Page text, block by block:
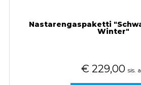
Nastarengaspaketti
Winter"
€ 229,00 sis.